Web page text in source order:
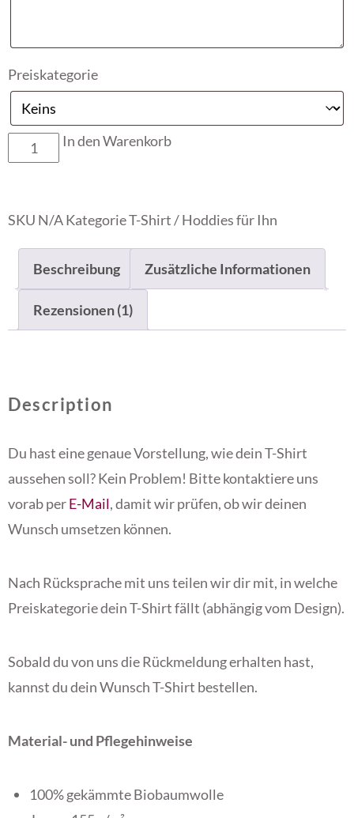
Preiskategorie
In den Warenkorb
SKU N/AKategorieT-Shirt / Hoddies für Ihn
Beschreibung Zusätzliche Informationen
Rezensionen (1)
Description
Du hast eine genaue Vorstellung, wie dein T-Shirt
aussehen soll? Kein Problem! Bitte kontaktiere uns
vorab perE-Mail, damit wir prüfen, ob wir deinen
Wunsch umsetzen können.
Nach Rücksprache mit uns teilen wir dir mit, in welche
Preiskategorie dein T-Shirt fällt (abhängig vom Design).
Sobald du von uns die Rückmeldung erhalten hast,
kannst du dein Wunsch T-Shirt bestellen.
Material- und Pflegehinweise
100% gekämmte Biobaumwolle